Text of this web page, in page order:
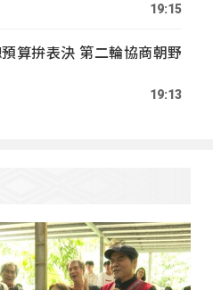
19:15
算拚表決 第二輪協商朝野
19:13